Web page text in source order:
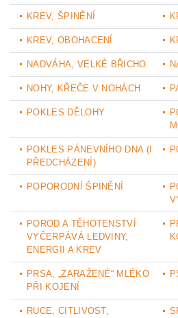
KREV, ŠPINĚNÍ
KREV, OBOHACENÍ
NADVÁHA, VELKÉ BŘICHO
NOHY, KŘEČE V NOHÁCH
POKLES DĚLOHY
POKLES PÁNEVNÍHO DNA (I
PŘEDCHÁZENÍ)
POPORODNÍ ŠPINĚNÍ
POROD A TĚHOTENSTVÍ
VYČERPÁVÁ LEDVINY,
ENERGII A KREV
PRSA, „ZARAŽENÉ“ MLÉKO
PŘI KOJENÍ
RUCE, CITLIVOST,